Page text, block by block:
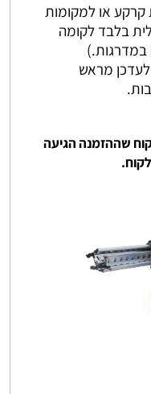
או למקומות
בלבד לקומה
במדרגות.)
לעדכן מראש
שההזמנה הגיעה